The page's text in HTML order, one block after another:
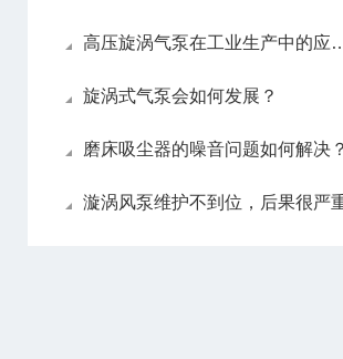
高压旋涡气泵在工业生产中的应用及价值
旋涡式气泵会如何发展？
磨床吸尘器的噪音问题如何解决？
漩涡风泵维护不到位，后果很严